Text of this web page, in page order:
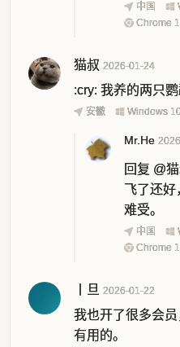
中国
Chrome
猫叔 2026-01-24
:cry: 我养的两只
安徽 Windows
Mr.He
回复 @
飞了还好
难受。
中国
Chrome
丨旦 2026-01-22
我也开了很多会
有用的。